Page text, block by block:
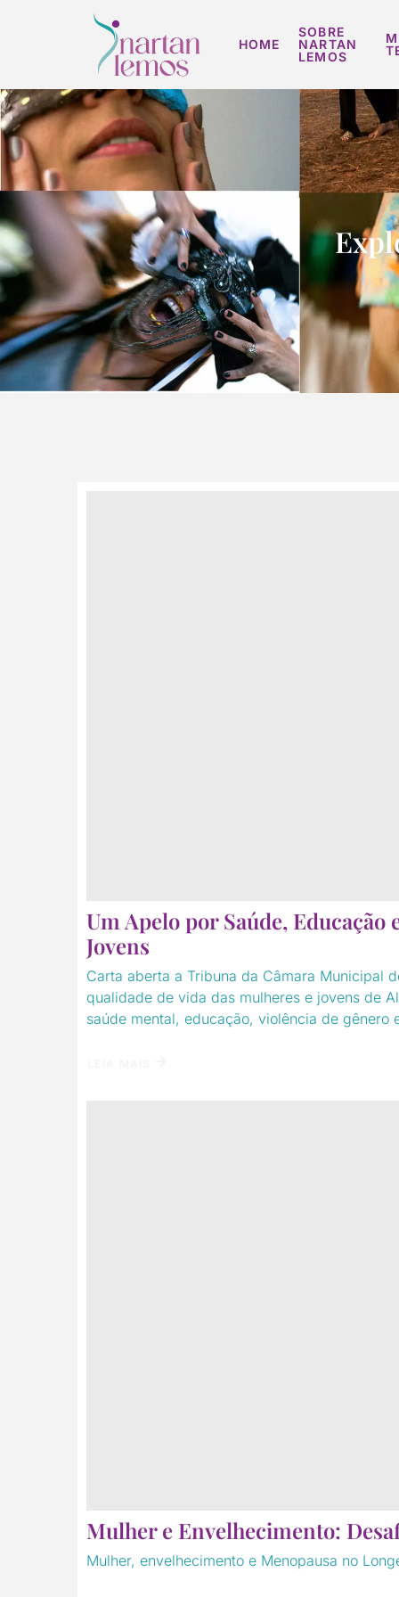
HOME
SOBRE
NARTAN
LEMOS
Um Apelo por Saúde,
Jovens
Carta aberta a Tribuna da Câmara Municipal
qualidade de vida das mulheres e jovens de
saúde mental, educação, violência de gênero
Mulher e Envelhecimento:
Mulher, envelhecimento e Menopausa no